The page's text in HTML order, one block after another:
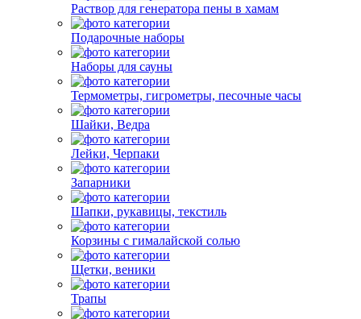
Раствор для генератора пены в хамам
Подарочные наборы
Наборы для сауны
Термометры, гигрометры, песочные часы
Шайки, Ведра
Лейки, Черпаки
Запарники
Шапки, рукавицы, текстиль
Корзины с гималайской солью
Щетки, веники
Трапы